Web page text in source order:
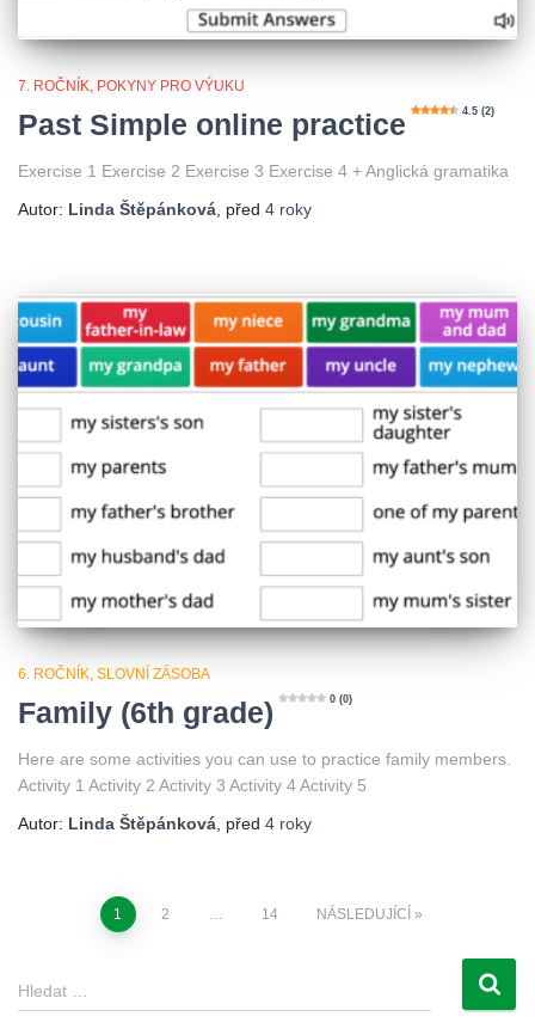
7. ROČNÍK POKYNY PRO VÝUKU
Past Simple online practice 4.5 (2)
Exercise 1 Exercise 2 Exercise 3 Exercise 4 + Anglická gramatika
Autor: Linda Štěpánková, před 4 roky
6. ROČNÍK SLOVNÍ ZÁSOBA
Family (6th grade) 0 (0)
Here are some activities you can use to practice family members.
Activity 1 Activity 2 Activity 3 Activity 4 Activity 5
Autor: Linda Štěpánková , před 4 roky
Stránkování
příspěvků
1 2 … 14 NÁSLEDUJÍCÍ
V
y
Hledat …